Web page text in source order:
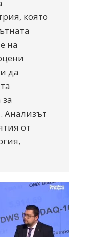
която
на
да
Анализът
от